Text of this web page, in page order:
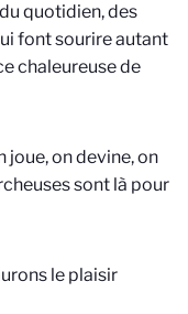
quotidien, des
font sourire autant
chaleureuse de
joue, on devine, on
sont là pour
le plaisir